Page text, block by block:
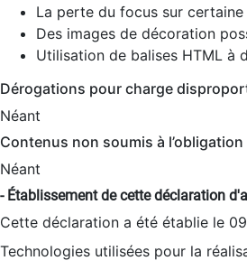
La perte du focus sur
Des images de décoration
Utilisation de balises HTML à
Dérogations pour charge
Néant
Contenus non soumis à l’obligation
Néant
- Établissement de cette déclaration
Cette déclaration a été établie le
Technologies utilisées pour la